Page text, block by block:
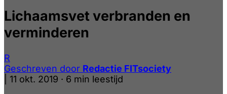
Lichaamsvet verbranden en
verminderen
R
Geschreven door Redactie FITsociety
11 okt. 2019 · 6 min leestijd